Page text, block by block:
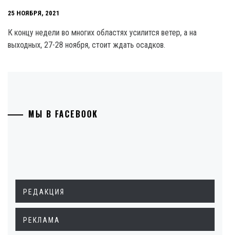
25 НОЯБРЯ, 2021
К концу недели во многих областях усилится ветер, а на
выходных, 27-28 ноября, стоит ждать осадков.
МЫ В FACEBOOK
РЕДАКЦИЯ
РЕКЛАМА